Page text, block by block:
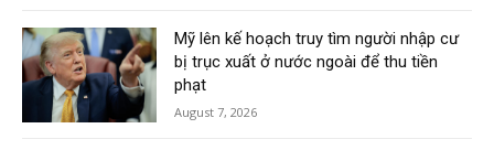
Mỹ lên kế hoạch truy tìm người nhập cư
bị trục xuất ở nước ngoài để thu tiền
phạt
August 7, 2026